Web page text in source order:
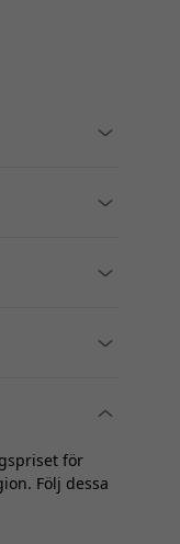
för
Följ dessa